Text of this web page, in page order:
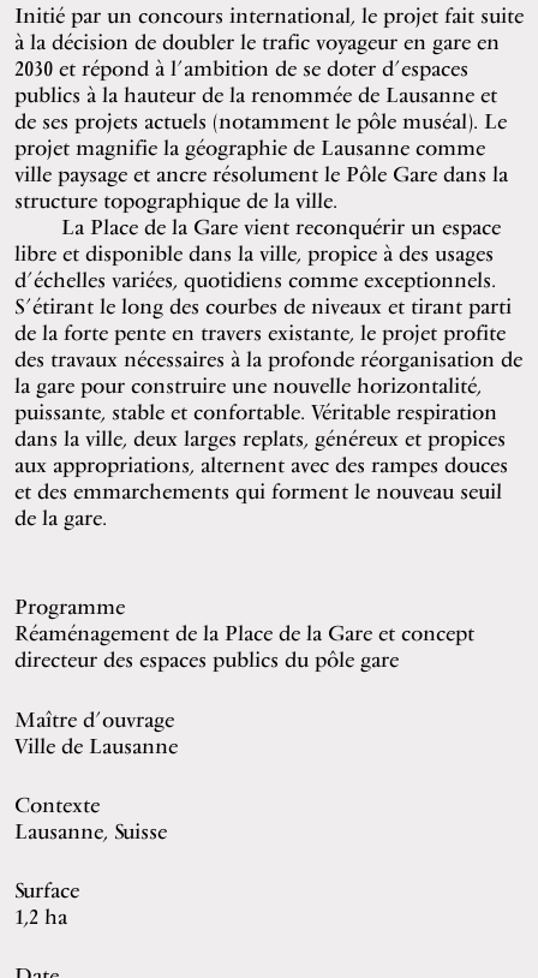
Initié par un concours international, le projet fait suite
à la décision de doubler le trafic voyageur en gare en
2030 et répond à l’ambition de se doter d’espaces
publics à la hauteur de la renommée de Lausanne et
de ses projets actuels (notamment le pôle muséal). Le
projet magnifie la géographie de Lausanne comme
ville paysage et ancre résolument le Pôle Gare dans la
structure topographique de la ville.
La Place de la Gare vient reconquérir un espace
libre et disponible dans la ville, propice à des usages
d’échelles variées, quotidiens comme exceptionnels.
S’étirant le long des courbes de niveaux et tirant parti
de la forte pente en travers existante, le projet profite
des travaux nécessaires à la profonde réorganisation de
la gare pour construire une nouvelle horizontalité,
puissante, stable et confortable. Véritable respiration
dans la ville, deux larges replats, généreux et propices
aux appropriations, alternent avec des rampes douces
et des emmarchements qui forment le nouveau seuil
de la gare.
Programme
Réaménagement de la Place de la Gare et concept
directeur des espaces publics du pôle gare
Maître d’ouvrage
Ville de Lausanne
Contexte
Lausanne, Suisse
Surface
1,2 ha